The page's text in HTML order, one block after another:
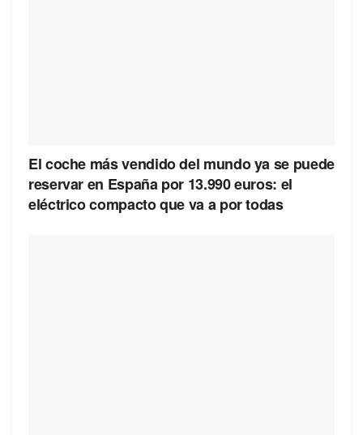
El coche más vendido del mundo ya se puede
reservar en España por 13.990 euros: el
eléctrico compacto que va a por todas